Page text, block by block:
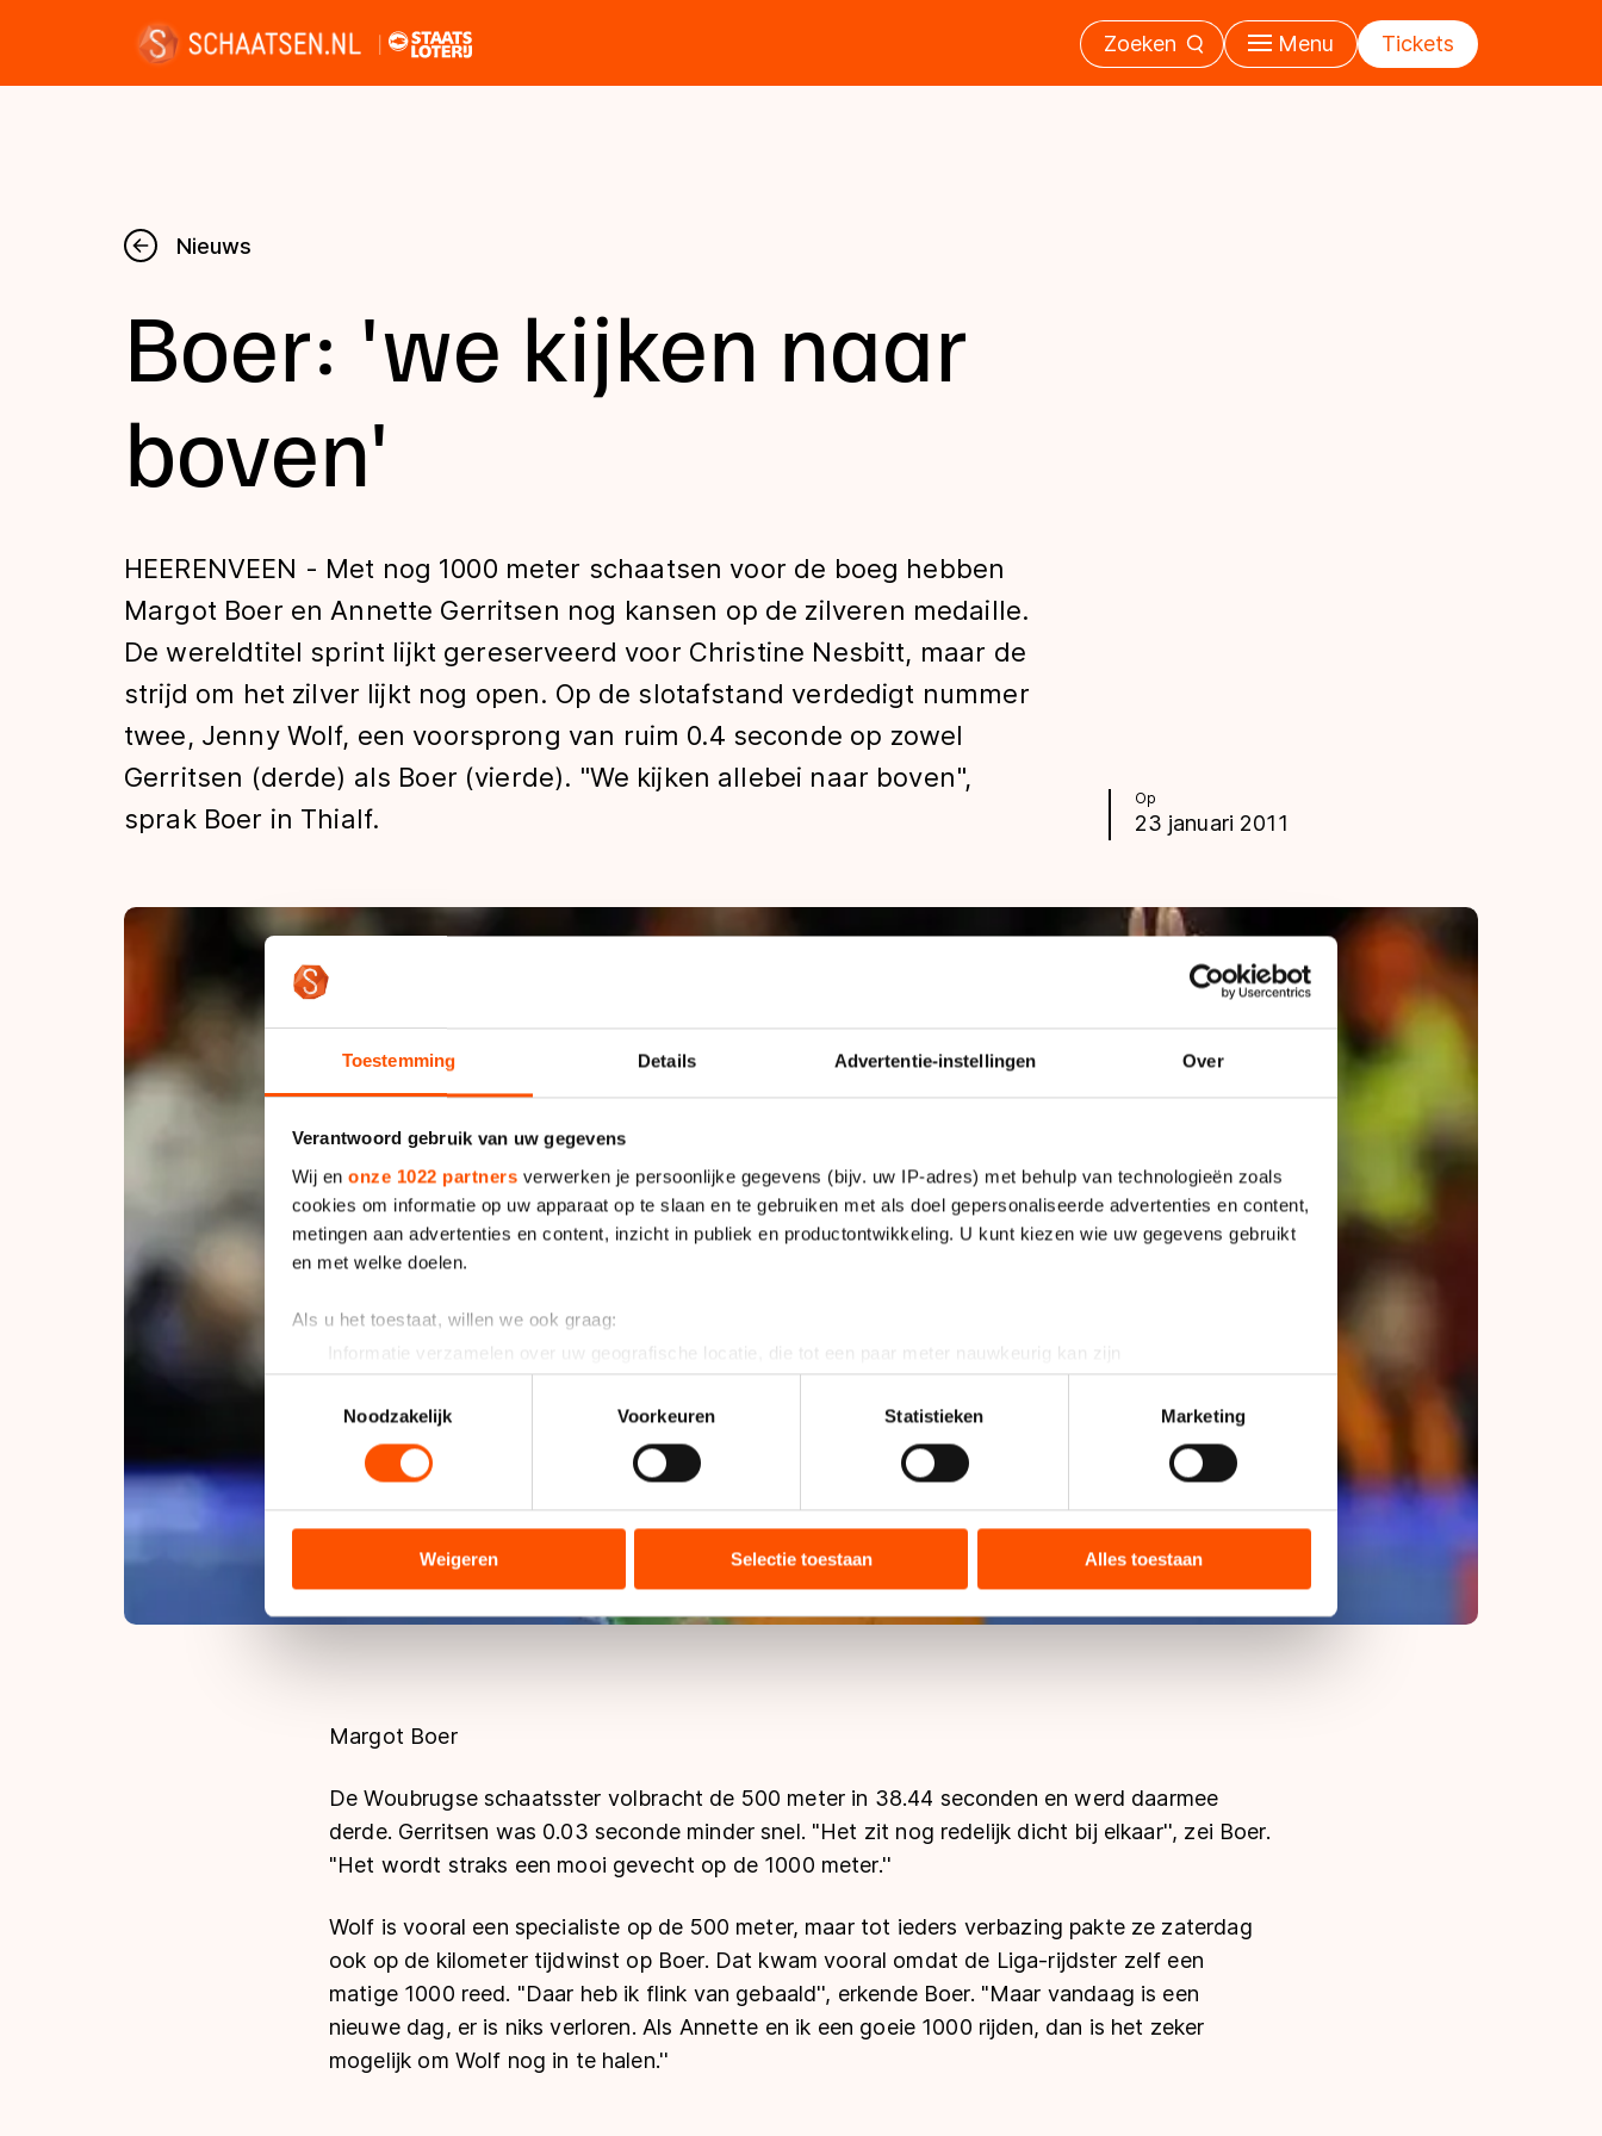
Toestemming Details Advertentie-instellingen Over
Verantwoord gebruik van uw gegevens
Wij en onze 1022 partners verwerken je persoonlijke gegevens (bijv. uw IP-adres) met behulp van technologieën zoals
cookies om informatie op uw apparaat op te slaan en te gebruiken met als doel gepersonaliseerde advertenties en content,
metingen aan advertenties en content, inzicht in publiek en productontwikkeling. U kunt kiezen wie uw gegevens gebruikt
en met welke doelen.
Als u het toestaat, willen we ook graag:
Informatie verzamelen over uw geografische locatie, die tot een paar meter nauwkeurig kan zijn
Uw apparaat identificeren door het actief te scannen op specifieke eigenschappen (fingerprinting)
Lees meer over hoe uw persoonlijke gegevens worden verwerkt en stel uw voorkeuren in het
detailgedeeltein. U kunt uw
toestemming op elk moment wijzigen of intrekken in de Cookieverklaring.
analyseren. We delen informatie over uw gebruik van onze site met onze partners voor social media, advertenties en
analyse. Zij kunnen deze combineren met andere gegevens die u aan hen heeft verstrekt of die zij hebben verzameld via
hun services. Sommige partners kunnen gegevens doorgeven aan landen buiten de EU, zoals de VS, waar mogelijk geen
adequaat beschermingsniveau geldt volgens de GDPR. Door op ‘Toestaan’ te klikken, stemt u in met deze overdracht.
Toestemmingsselectie
Noodzakelijk
Voorkeuren Statistieken Marketing
Weigeren Selectie toestaan Alles toestaan
Zoeken Menu Tickets
Nieuws
Kalender
Disciplines
Uitslagen
Tijden & historie
De weg op
Schaatsfans
Olympische Spelen
Nieuws
Op
23 januari 2011
Boer: 'we kijken naar
boven'
HEERENVEEN - Met nog 1000 meter schaatsen voor de boeg hebben
Margot Boer en Annette Gerritsen nog kansen op de zilveren medaille.
De wereldtitel sprint lijkt gereserveerd voor Christine Nesbitt, maar de
strijd om het zilver lijkt nog open. Op de slotafstand verdedigt nummer
twee, Jenny Wolf, een voorsprong van ruim 0.4 seconde op zowel
Gerritsen (derde) als Boer (vierde). "We kijken allebei naar boven",
sprak Boer in Thialf.
Margot Boer
De Woubrugse schaatsster volbracht de 500 meter in 38.44 seconden en werd daarmee
derde. Gerritsen was 0.03 seconde minder snel. "Het zit nog redelijk dicht bij elkaar'', zei Boer.
"Het wordt straks een mooi gevecht op de 1000 meter.''
Wolf is vooral een specialiste op de 500 meter, maar tot ieders verbazing pakte ze zaterdag
ook op de kilometer tijdwinst op Boer. Dat kwam vooral omdat de Liga-rijdster zelf een
matige 1000 reed. "Daar heb ik flink van gebaald'', erkende Boer. "Maar vandaag is een
nieuwe dag, er is niks verloren. Als Annette en ik een goeie 1000 rijden, dan is het zeker
mogelijk om Wolf nog in te halen.''